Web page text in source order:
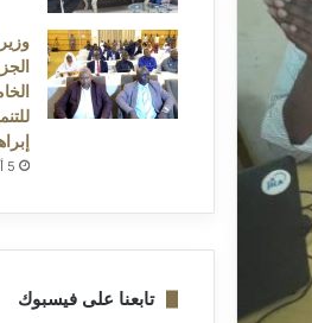
5 أغسطس، 2026
تابعنا على فيسبوك